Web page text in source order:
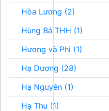
Hòa Lương (2)
Hùng Bá THH (1)
Hương và Phi (1)
Hạ Dương (28)
Hạ Nguyên (1)
Hạ Thu (1)